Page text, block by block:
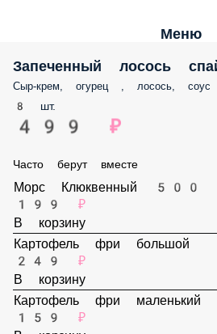
Меню
Запеченный лосось
Сыр-крем, огурец , лосось, соус
8 шт.
499 ₽
Часто берут вместе
Морс Клюквенный 500 мл
199 ₽
В корзину
Картофель фри большой
249 ₽
В корзину